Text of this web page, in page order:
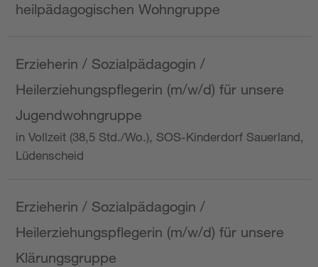
heilpädagogischen Wohngruppe
Erzieherin / Sozialpädagogin /
Heilerziehungspflegerin (m/w/d) für unsere
Jugendwohngruppe
in Vollzeit (38,5 Std./Wo.), SOS-Kinderdorf Sauerland,
Lüdenscheid
Erzieherin / Sozialpädagogin /
Heilerziehungspflegerin (m/w/d) für unsere
Klärungsgruppe